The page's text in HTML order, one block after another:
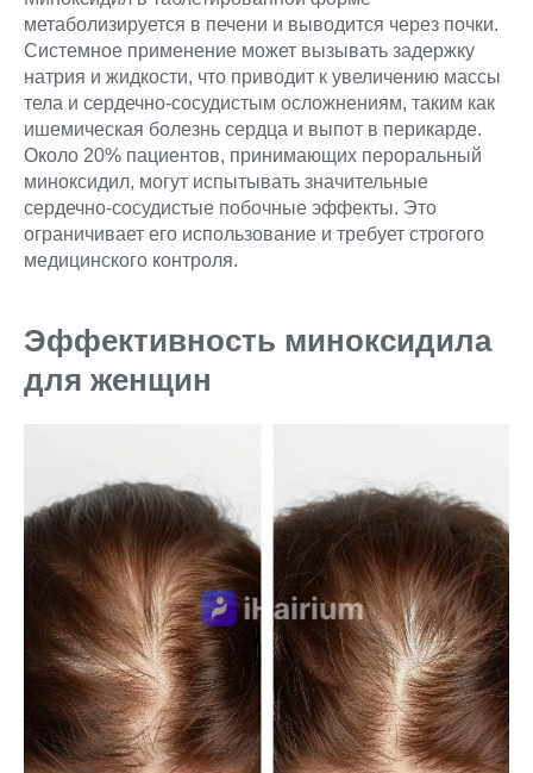
метаболизируется в печени и выводится через почки.
Системное применение может вызывать задержку
натрия и жидкости, что приводит к увеличению массы
тела и сердечно-сосудистым осложнениям, таким как
ишемическая болезнь сердца и выпот в перикарде.
Около 20% пациентов, принимающих пероральный
миноксидил, могут испытывать значительные
сердечно-сосудистые побочные эффекты. Это
ограничивает его использование и требует строгого
медицинского контроля.
Эффективность миноксидила
для женщин